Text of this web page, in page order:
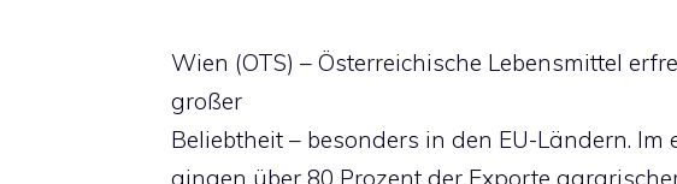
Wien (OTS) – Österreichische Lebensmittel
großer
Beliebtheit – besonders in den EU-Ländern.
gingen über 80 Prozent der Exporte